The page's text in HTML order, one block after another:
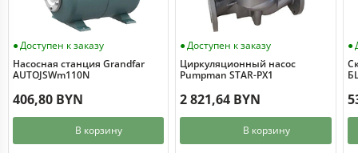
Доступен к заказу
Насосная станция Grandfar
AUTOJSWm110N
406,80 BYN
В корзину
Доступен к заказу
Циркуляционный насос
Pumpman STAR-PX1
2 821,64 BYN
В корзину